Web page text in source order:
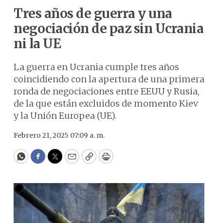
Tres años de guerra y una
negociación de paz sin Ucrania
ni la UE
La guerra en Ucrania cumple tres años
coincidiendo con la apertura de una primera
ronda de negociaciones entre EEUU y Rusia,
de la que están excluidos de momento Kiev
y la Unión Europea (UE).
Febrero 21, 2025 07:09 a. m.
WhatsApp
Facebook
Twitter
EmailCopyPrint